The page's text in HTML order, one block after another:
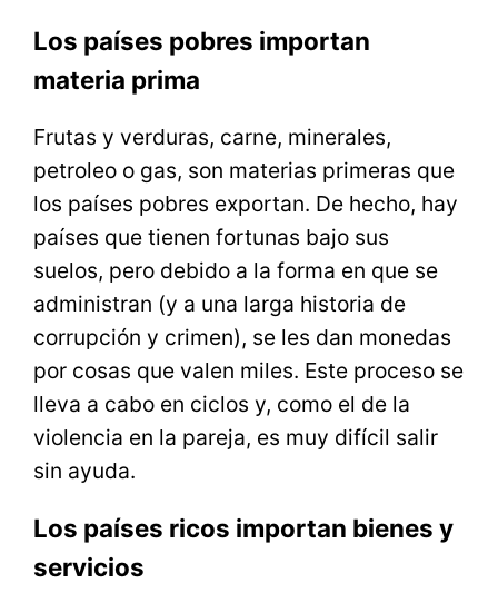
Los países pobres importan
materia prima
Frutas y verduras, carne, minerales,
petroleo o gas, son materias primeras que
los países pobres exportan. De hecho, hay
países que tienen fortunas bajo sus
suelos, pero debido a la forma en que se
administran (y a una larga historia de
corrupción y crimen), se les dan monedas
por cosas que valen miles. Este proceso se
lleva a cabo en ciclos y, como el de la
violencia en la pareja, es muy difícil salir
sin ayuda.
Los países ricos importan bienes y
servicios